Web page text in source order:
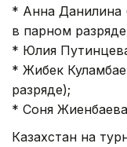
* Анна Данилина
в парном
* Юлия
* Жибек
разряде);
* Соня
Казахстан на